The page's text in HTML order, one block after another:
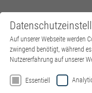
Auf unserer Webseite werden
zwingend benötigt, während
Nutzererfahrung auf unserer
Essentiell